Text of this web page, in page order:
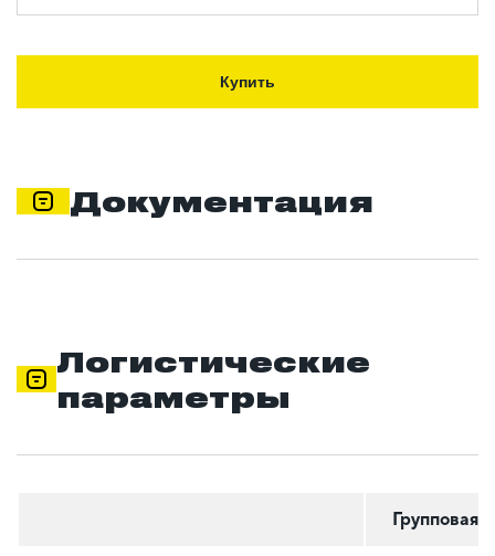
Купить
Документация
Логистические
параметры
Групповая